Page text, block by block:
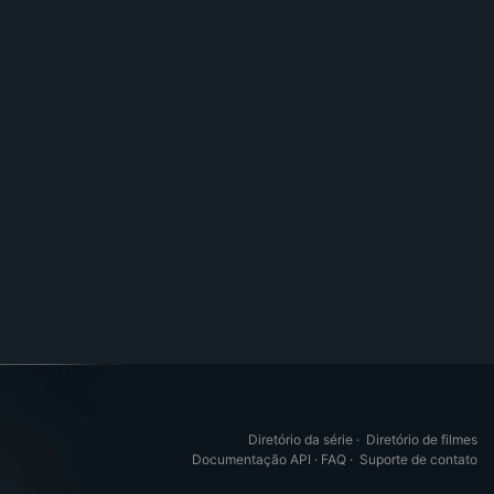
Diretório da série · Diretório de filmes
Documentação API · FAQ · Suporte de contato